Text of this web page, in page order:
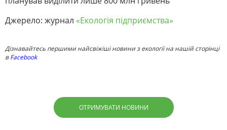
Джерело: журнал «Екологія підприємства»
Дізнавайтесь першими найсвіжіші новини з екології на нашій сторінці
вFacebook
ОТРИМУВАТИ НОВИНИ